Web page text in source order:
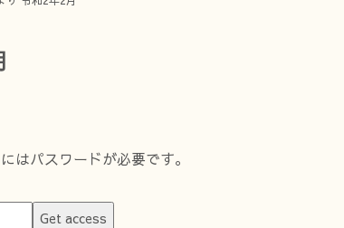
はパスワードが必要です。